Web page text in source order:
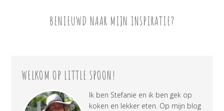
BENIEUWD NAAR MIJN INSPIRATIE?
WELKOM OP LITTLE SPOON!
Ik ben Stefanie en ik ben gek op
koken en lekker eten. Op mijn blog